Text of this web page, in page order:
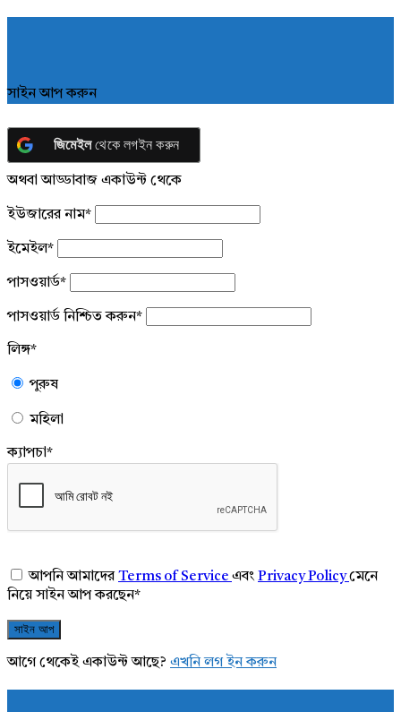
সাইন আপ করুন
জিমেইলথেকে লগইন করুন
অথবা আড্ডাবাজ একাউন্ট থেকে
ইউজারের নাম*
ইমেইল*
পাসওয়ার্ড*
পাসওয়ার্ড নিশ্চিত করুন*
লিঙ্গ*
পুরুষ
মহিলা
ক্যাপচা*
আপনি আমাদেরTerms of Service এবং Privacy Policyমেনে
নিয়ে সাইন আপ করছেন*
আগে থেকেই একাউন্ট আছে? এখনি লগ ইন করুন